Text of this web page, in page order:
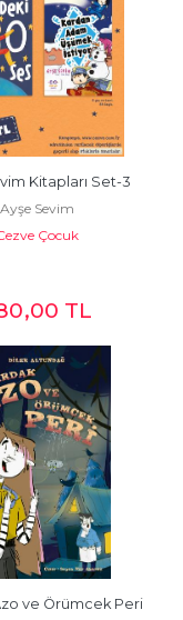
Kitapları Set-3
Ayşe Sevim
Çocuk
,00 TL
ve Örümcek Peri